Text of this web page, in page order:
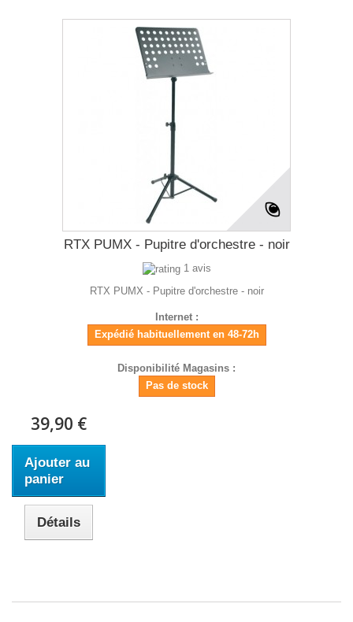
RTX PUMX - Pupitre d'orchestre - noir
1 avis
RTX PUMX - Pupitre d'orchestre - noir
Internet :
Expédié habituellement en 48-72h
Disponibilité Magasins :
Pas de stock
39,90 €
Ajouter au
panier
Détails